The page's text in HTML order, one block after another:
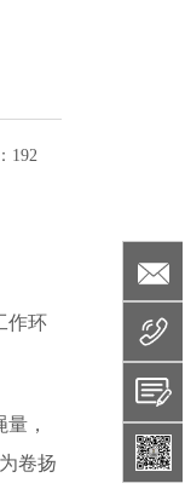
192
作环
，
卷扬